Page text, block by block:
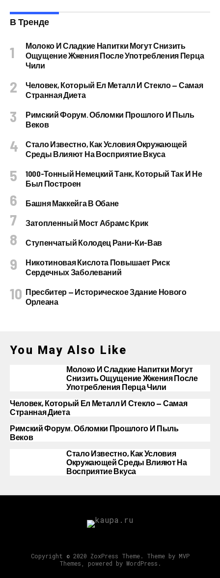
В Тренде
Молоко И Сладкие Напитки Могут Снизить
Ощущение Жжения После Употребления Перца
Чили
Человек, Который Ел Металл И Стекло — Самая
Странная Диета
Римский Форум. Обломки Прошлого И Пыль
Веков
Стало Известно, Как Условия Окружающей
Среды Влияют На Восприятие Вкуса
1000-Тонный Немецкий Танк, Который Так И Не
Был Построен
Башня Маккейга В Обане
Затопленный Мост Абрамс Крик
Ступенчатый Колодец Рани-Ки-Вав
Никотиновая Кислота Повышает Риск
Сердечных Заболеваний
Пресбитер — Историческое Здание Нового
Орлеана
You May Also Like
Молоко И Сладкие Напитки Могут
Снизить Ощущение Жжения После
Употребления Перца Чили
Человек, Который Ел Металл И Стекло — Самая
Странная Диета
Римский Форум. Обломки Прошлого И Пыль
Веков
Стало Известно, Как Условия
Окружающей Среды Влияют На
Восприятие Вкуса
Copyright © 2020 ZoxPress Theme. Theme by MVP
Themes, powered by WordPress.